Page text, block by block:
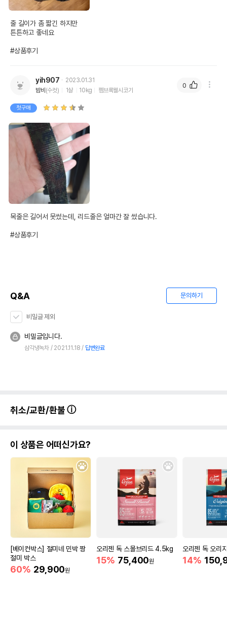
줄 길이가 좀 짧긴 하지만
튼튼하고 좋네요
#상품후기
yih907
2023.01.31
밤비 (수컷) 1살 10kg 펨브록웰시코기
첫구매
목줄은 길어서 못썼는데, 리드줄은 얼마간 잘 썼습니다.
#상품후기
0
Q&A 문의하기
비밀글 제외
비밀글입니다.
삼각냉녹차 2021.11.18 답변완료
취소/교환/환불
이 상품은 어떠신가요?
[베이컨박스] 절미네 민박 짱
절미 박스
60% 29,900원
오리젠 독 스몰브리드 4.5kg
15% 75,400원
오리젠 독 오리
14%